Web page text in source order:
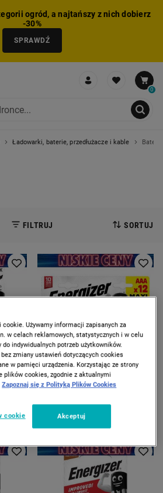
ogród, a najtańszy z nich dobierz
-30%
SPRAWDŹ
0
Ładowarki, baterie, przedłużacze i kable Baterie
FILTRUJ SORTUJ
ENERGIZER
Baterie alkaliczne Energizer
Używamy informacji zapisanych za
w celach reklamowych, statystycznych i w celu
indywidualnych potrzeb użytkowników.
zmiany ustawień dotyczących cookies
w pamięci urządzenia. Korzystając ze strony
plików cookies, zgodnie z aktualnymi
Zapoznaj się z Polityką Plików Cookies
cookie Akceptuj